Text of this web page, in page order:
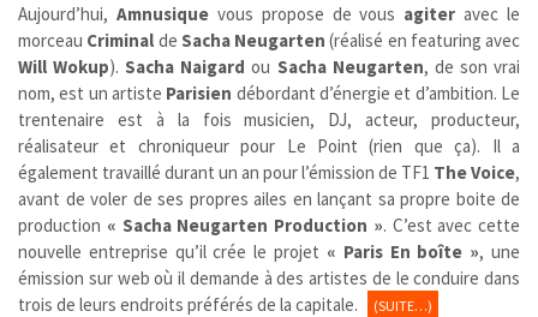
Aujourd’hui, Amnusiquevous propose de vous agiter avec le
morceau Criminal de Sacha Neugarten (réalisé en featuring avec
Will Wokup).Sacha Naigard ou Sacha Neugarten, de son vrai
nom, est un artiste Parisien débordant d’énergie et d’ambition. Le
trentenaire est à la fois musicien, DJ, acteur, producteur,
réalisateur et chroniqueur pour Le Point (rien que ça). Il a
également travaillé durant un an pour l’émission de TF1 The Voice,
avant de voler de ses propres ailes en lançant sa propre boite de
production « Sacha Neugarten Production ». C’est avec cette
nouvelle entreprise qu’il crée le projet « Paris En boîte », une
émission sur web où il demande à des artistes de le conduire dans
trois de leurs endroits préférés de la capitale.
(SUITE…)